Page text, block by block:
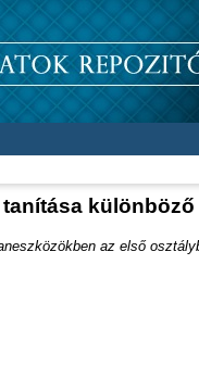
tanítása
az első